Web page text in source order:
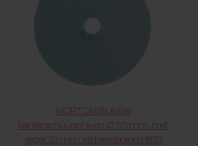
NORTON Blue Fire
kantenschuurschijven Ø 175 mm. met
asgat 22 mm. klitbevestiging H835